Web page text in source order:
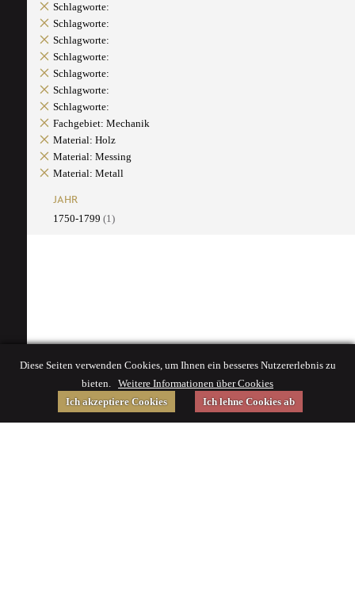
Schlagworte:
Schlagworte:
Schlagworte:
Schlagworte:
Schlagworte:
Schlagworte:
Schlagworte:
Fachgebiet: Mechanik
Material: Holz
Material: Messing
Material: Metall
JAHR
1750-1799 (1)
Diese Seiten verwenden Cookies, um Ihnen ein besseres Nutzererlebnis zu
bieten. Weitere Informationen über Cookies
Ich akzeptiere Cookies
Ich lehne Cookies ab